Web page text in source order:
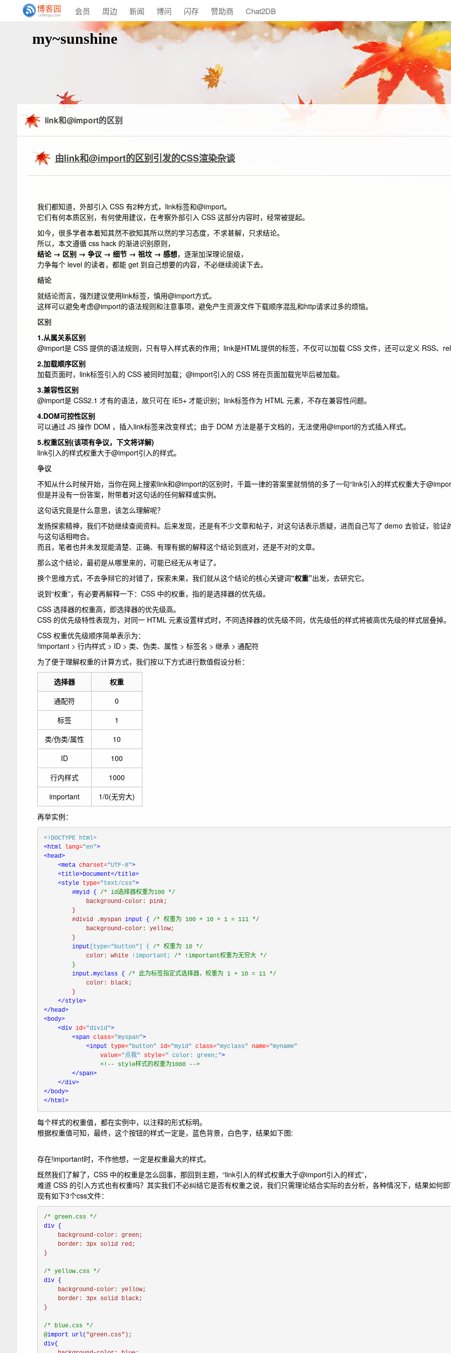
会员 周边 新闻 博问 闪存 赞助商 Chat2DB
my~sunshine
link和@import的区别
由link和@import的区别引发的CSS渲染杂谈
我们都知道，外部引入 CSS 有2种方式， link标签和@import。
它们有何本质区别，有何使用建议，在考察外部引入 CSS 这部分内容时，经常被提起。
如今，很多学者本着知其然不欲知其所以然的学习态度，不求甚解，只求结论。
所以，本文遵循 css hack 的渐进识别原则，
结论 → 区别 → 争议 → 细节 → 祖坟 → 感想，逐渐加深理论层级，
力争每个 level 的读者，都能 get 到自己想要的内容，不必继续阅读下去。
结论
就结论而言，强烈建议使用link标签，慎用@import方式。
这样可以避免考虑@import的语法规则和注意事项，避免产生资源文件下载顺序混乱和http请求过多的烦恼。
区别
1.从属关系区别
@import是 CSS 提供的语法规则，只有导入样式表的作用； link是HTML提供的标签，不仅可以加载 CSS 文件，还可以定义 RSS、
2.加载顺序区别
加载页面时， link标签引入的 CSS 被同时加载； @import引入的 CSS 将在页面加载完毕后被加载。
3.兼容性区别
@import是 CSS2.1 才有的语法，故只可在 IE5+ 才能识别； link标签作为 HTML 元素，不存在兼容性问题。
4.DOM可控性区别
可以通过 JS 操作 DOM ，插入link标签来改变样式；由于 DOM 方法是基于文档的，无法使用@import的方式插入样式。
5.权重区别(该项有争议，下文将详解)
link引入的样式权重大于@import引入的样式。
争议
不知从什么时候开始，当你在网上搜索link和@import的区别时，千篇一律的答案里就悄悄的多了一句“link引入的样式权重大于
但是并没有一份答案，附带着对这句话的任何解释或实例。
这句话究竟是什么意思，该怎么理解呢？
发扬探索精神，我们不妨继续查阅资料。后来发现，还是有不少文章和帖子，对这句话表示质疑，进而自己写了 demo 去验证，验证
与这句话相吻合。
而且，笔者也并未发现能清楚、正确、有理有据的解释这个结论到底对，还是不对的文章。
那么这个结论，最初是从哪里来的，可能已经无从考证了。
换个思维方式，不去争辩它的对错了，探索未果，我们就从这个结论的核心关键词“权重”出发，去研究它。
说到“权重”，有必要再解释一下：CSS 中的权重，指的是选择器的优先级。
CSS 选择器的权重高，即选择器的优先级高。
CSS 的优先级特性表现为，对同一 HTML 元素设置样式时，不同选择器的优先级不同，优先级低的样式将被高优先级的样式层叠掉。
CSS 权重优先级顺序简单表示为：
!important > 行内样式 > ID > 类、伪类、属性 > 标签名 > 继承 > 通配符
为了便于理解权重的计算方式，我们按以下方式进行数值假设分析：
选择器
权重
通配符
0
标签
1
类/伪类/属性
10
ID
100
行内样式
1000
important
1/0(无穷大)
再举实例：
<!DOCTYPE html >
<html lang="en" >
<head>
<meta charset="UTF-8">
<title>Document</title>
<style type="text/css">
#myid
{
/* id选择器权重为100 */
background-color:
pink;
}
#divid
.myspan input {
/* 权重为 100 + 10 + 1 = 111 */
background-color:
yellow;
}
input [type="button" {
/* 权重为 10 */
color:
white !important;
/* !important权重为无穷大 */
}
input .myclass {
/* 此为标签指定式选择器，权重为 1 + 10 = 11 */
color:
black;
}
</
style>
</
head>
<body>
<div id="divid">
<span class="myspan">
<input type="button" id="myid" class="myclass" name="myname"
value="点我" style=" color: green;">
<!-- style样式的权重为1000 -->
</span>
</
div>
</
body>
</html>
每个样式的权重值，都在实例中，以注释的形式标明。
根据权重值可知，最终，这个按钮的样式一定是，蓝色背景，白色字，结果如下图:
存在!important时，不作他想，一定是权重最大的样式。
既然我们了解了，CSS 中的权重是怎么回事，那回到主题，“link引入的样式权重大于@import引入的样式”，
难道 CSS 的引入方式也有权重吗？其实我们不必纠结它是否有权重之说，我们只需理论结合实际的去分析，各种情况下，结果如何
现有如下3个css文件：
div {
background-color: green;
border:
3px solid red
}
div {
background-color: yellow;
border:
3px solid black
}
@import url( "green.css")
div{